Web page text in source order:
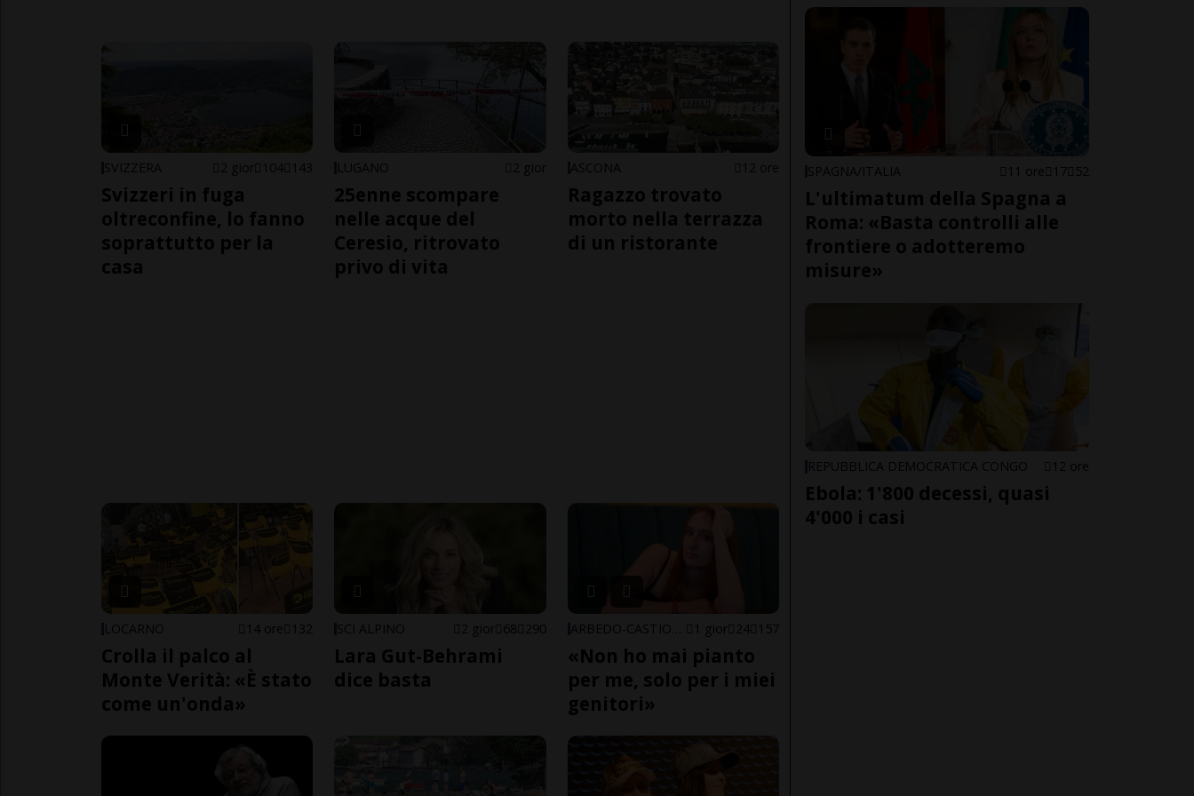
SVIZZERA 2 gior 104 143
Svizzeri in fuga
oltreconfine, lo fanno
soprattutto per la
casa
LUGANO 2 gior
25enne scompare
nelle acque del
Ceresio, ritrovato
privo di vita
ASCONA 12 ore
Ragazzo trovato
morto nella terrazza
di un ristorante
LOCARNO 14 ore 132
Crolla il palco al
Monte Verità: «È stato
come un'onda»
SCI ALPINO 2 gior 68 290
Lara Gut-Behrami
dice basta
1 gior 24 157
«Non ho mai pianto
per me, solo per i miei
genitori»
SPAGNA/ITALIA 11 ore 17 52
L'ultimatum della Spagna a
Roma: «Basta controlli alle
frontiere o adotteremo
misure»
REPUBBLICA DEMOCRATICA CONGO 12 ore
Ebola: 1'800 decessi, quasi
4'000 i casi